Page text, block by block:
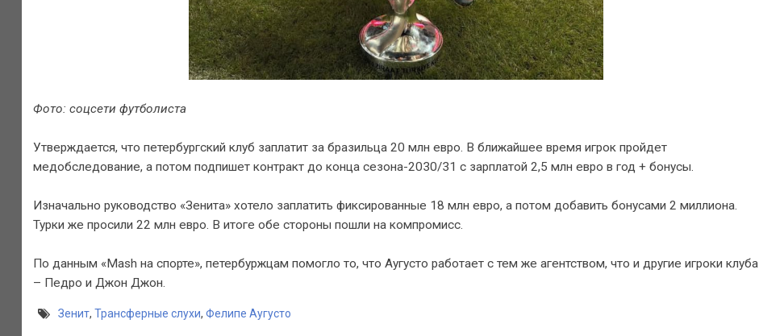
Фото: соцсети футболиста
Утверждается, что петербургский клуб заплатит за бразильца 20 млн евро. В ближайшее время игрок пройдет
медобследование, а потом подпишет контракт до конца сезона-2030/31 с зарплатой 2,5 млн евро в год + бонусы.
Изначально руководство «Зенита» хотело заплатить фиксированные 18 млн евро, а потом добавить бонусами 2 миллиона.
Турки же просили 22 млн евро. В итоге обе стороны пошли на компромисс.
По данным «Mash на спорте», петербуржцам помогло то, что Аугусто работает с тем же агентством, что и другие игроки клуба
– Педро и Джон Джон.
Зенит, Трансферные слухи, Фелипе Аугусто